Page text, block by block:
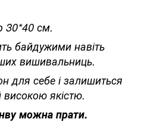
30*40 см.
байдужими навіть
вишивальниць.
для себе і залишиться
якістю.
можна прати.